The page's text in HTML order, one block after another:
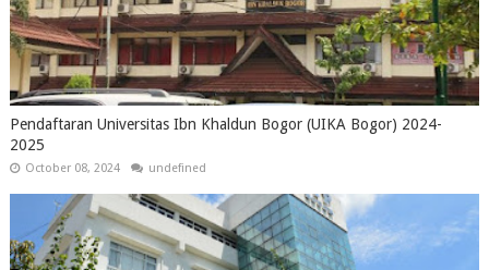
Pendaftaran Universitas Ibn Khaldun Bogor (UIKA Bogor) 2024-
2025
October 08, 2024 undefined